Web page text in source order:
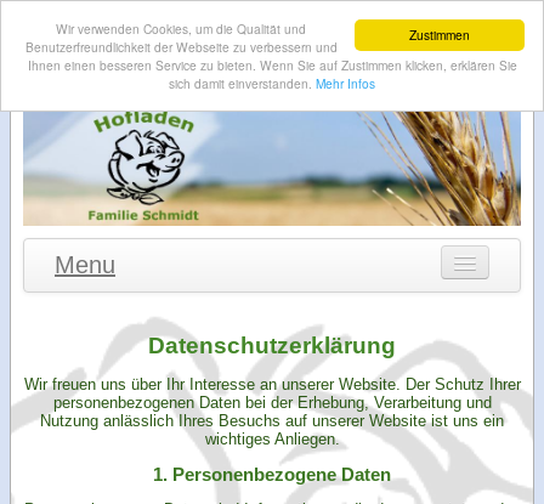
Zustimmen
Wir verwenden Cookies, um die Qualität und
Benutzerfreundlichkeit der Webseite zu verbessern und
Ihnen einen besseren Service zu bieten. Wenn Sie auf Zustimmen klicken, erklären Sie
sich damit einverstanden. Mehr Infos
Menu
Aktuelles
Hofladen
Angebot
Landwirtschaft
Datenschutzerklärung
Wir freuen uns über Ihr Interesse an unserer Website. Der Schutz Ihrer
personenbezogenen Daten bei der Erhebung, Verarbeitung und
Nutzung anlässlich Ihres Besuchs auf unserer Website ist uns ein
wichtiges Anliegen.
1. Personenbezogene Daten